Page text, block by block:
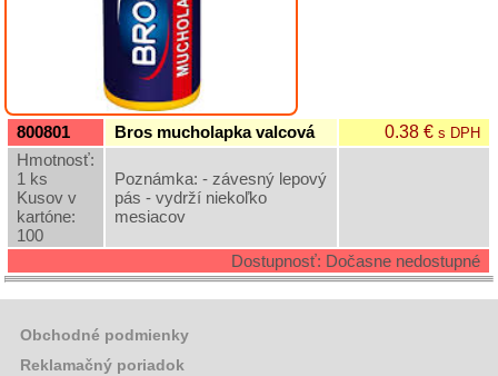
Domáce
potreby
Ostatný
rôzny
sortiment
a
rôzne
fľaše
800801 Bros mucholapka valcová 0.38 €s DPH
Hmotnosť:
1 ks
Kusov v
kartóne:
100
Poznámka: - závesný lepový
pás - vydrží niekoľko
mesiacov
Dostupnosť: Dočasne nedostupné
Obchodné podmienky
Reklamačný poriadok